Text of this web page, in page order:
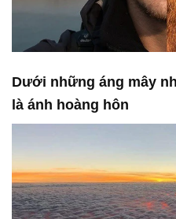
Dưới những áng mây
là ánh hoàng hôn